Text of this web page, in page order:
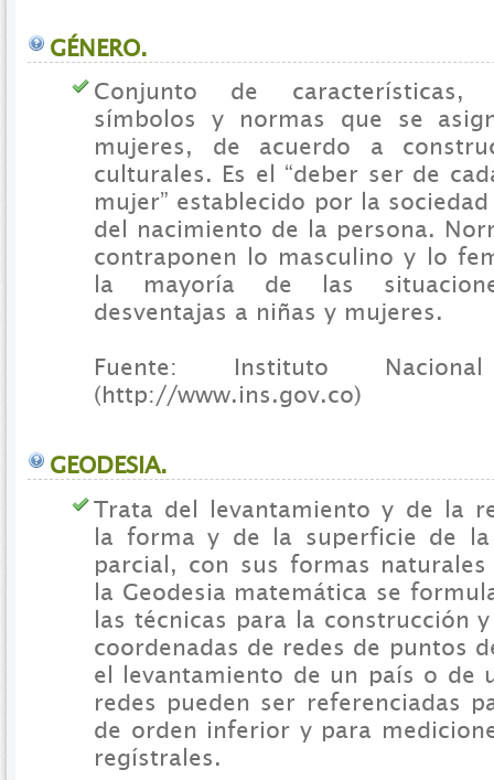
GÉNERO.
Conjunto de características,
símbolos y normas que se
mujeres, de acuerdo a
culturales. Es el “deber ser de
mujer” establecido por la
del nacimiento de la persona.
contraponen lo masculino y lo
la mayoría de las
desventajas a niñas y mujeres.
Fuente: Instituto
(http://www.ins.gov.co)
GEODESIA.
Trata del levantamiento y de la
la forma y de la superficie de
parcial, con sus formas
la Geodesia matemática se
las técnicas para la construcción
coordenadas de redes de puntos
el levantamiento de un país o de
redes pueden ser referenciadas
de orden inferior y para
regístrales.